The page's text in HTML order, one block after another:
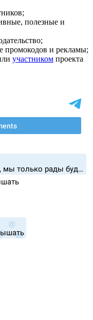
полезные и
промокодов и рекламы;
участником проекта